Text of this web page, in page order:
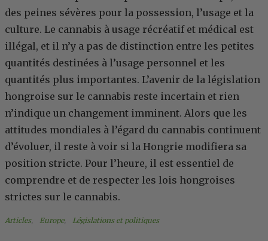
des peines sévères pour la possession, l’usage et la
culture. Le cannabis à usage récréatif et médical est
illégal, et il n’y a pas de distinction entre les petites
quantités destinées à l’usage personnel et les
quantités plus importantes. L’avenir de la législation
hongroise sur le cannabis reste incertain et rien
n’indique un changement imminent. Alors que les
attitudes mondiales à l’égard du cannabis continuent
d’évoluer, il reste à voir si la Hongrie modifiera sa
position stricte. Pour l’heure, il est essentiel de
comprendre et de respecter les lois hongroises
strictes sur le cannabis.
Articles, Europe, Législations et politiques